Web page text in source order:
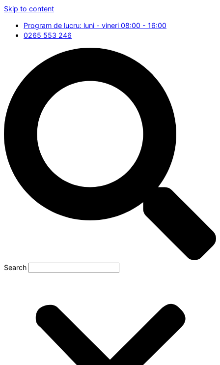
Skip to content
Program de lucru: luni - vineri 08:00 - 16:00
0265 553 246
Search